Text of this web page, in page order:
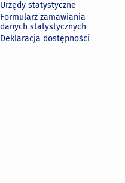
Urzędy statystyczne
Formularz zamawiania
danych statystycznych
Deklaracja dostępności